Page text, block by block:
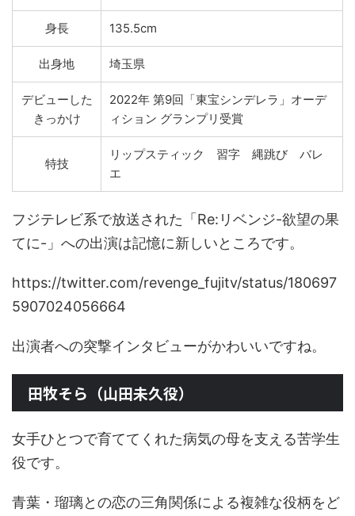
身長 135.5cm
出身地 埼玉県
デビューした
きっかけ
2022年 第9回「東宝シンデレラ」オーデ
ィション グランプリ受賞
特技
リップスティック 習字 縄跳び バレ
エ
フジテレビ系で放送された「Re:リベンジ-欲望の果
てに-」への出演は記憶に新しいところです。
https://twitter.com/revenge_fujitv/status/180697
5907024056664
出演者への突撃インタビューがかわいいですね。
田牧そら（山田未久役）
女手ひとつで育ててくれた病気の母を支える苦学生
役です。
青葉・瑠璃との恋の三角関係による複雑な役柄をど